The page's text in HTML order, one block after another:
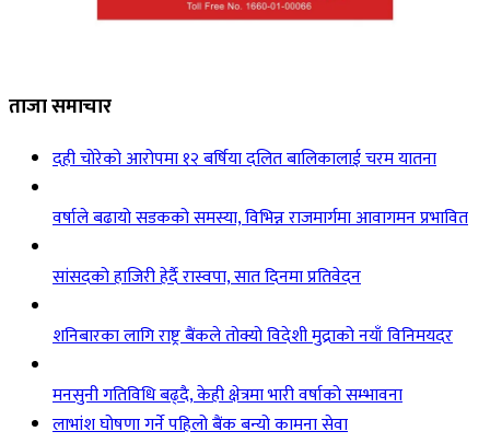
ताजा समाचार
दही चोरेको आरोपमा १२ बर्षिया दलित बालिकालाई चरम यातना
वर्षाले बढायो सडकको समस्या, विभिन्न राजमार्गमा आवागमन प्रभावित
सांसदको हाजिरी हेर्दै रास्वपा, सात दिनमा प्रतिवेदन
शनिबारका लागि राष्ट्र बैंकले तोक्यो विदेशी मुद्राको नयाँ विनिमयदर
मनसुनी गतिविधि बढ्दै, केही क्षेत्रमा भारी वर्षाको सम्भावना
लाभांश घोषणा गर्ने पहिलो बैंक बन्यो कामना सेवा